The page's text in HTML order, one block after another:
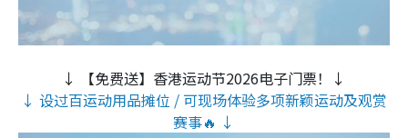
↓ 【免费送】香港运动节2026电子门票！↓
↓ 设过百运动用品摊位 / 可现场体验多项新颖运动及观赏
赛事🔥 ↓